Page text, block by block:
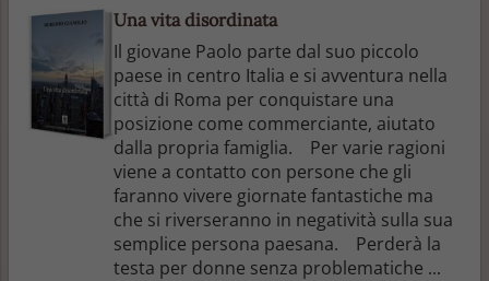
Una vita disordinata
Il giovane Paolo parte dal suo piccolo
paese in centro Italia e si avventura nella
città di Roma per conquistare una
posizione come commerciante, aiutato
dalla propria famiglia. Per varie ragioni
viene a contatto con persone che gli
faranno vivere giornate fantastiche ma
che si riverseranno in negatività sulla sua
semplice persona paesana. Perderà la
testa per donne senza problematiche ...